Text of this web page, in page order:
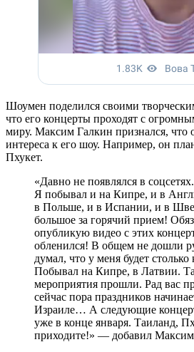
Шоумен поделился своими
что его концерты проходят с
миру. Максим Галкин признался, что
интереса к его шоу. Например, он
Пхукет.
«Давно не появлялся в
Я побывал и на Кипре, и в
в Польше, и в Испании, и в
большое за горячий прием!
опубликую видео с этих
обленился! В общем не дошли
думал, что у меня будет столько
Побывал на Кипре, в Латвии.
мероприятия прошли. Рад вас
сейчас пора праздников
Израиле… А следующие
уже в конце января. Таиланд,
приходите!» — добавил